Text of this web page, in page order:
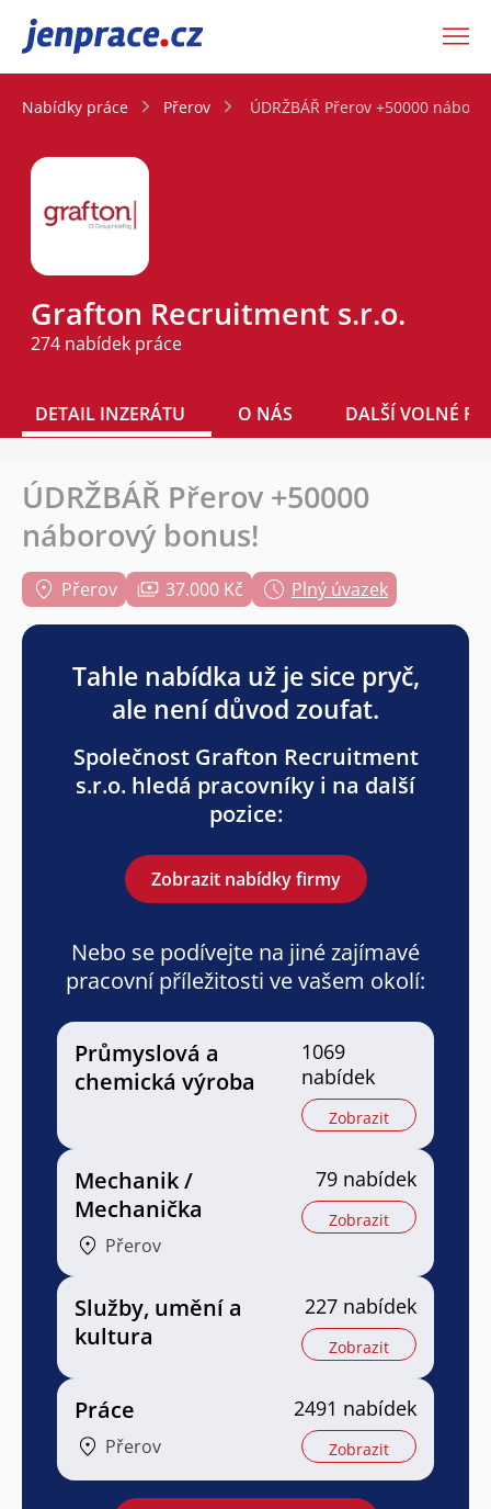
JenPráce.cz
Nabídky práce Přerov ÚDRŽBÁŘ Přerov +50000
Grafton Recruitment s.r.o.
274 nabídek práce
DETAIL INZERÁTU O NÁS DALŠÍ VOLNÉ
ÚDRŽBÁŘ Přerov +50000
náborový bonus!
Přerov 37.000 Kč Plný úvazek
Tahle nabídka už je sice pryč,
ale není důvod zoufat.
Společnost Grafton Recruitment
s.r.o. hledá pracovníky i na další
pozice:
Zobrazit nabídky firmy
Nebo se podívejte na jiné zajímavé
pracovní příležitosti ve vašem okolí:
Průmyslová a
chemická výroba
1069
nabídek
Zobrazit
Mechanik /
Mechanička
Přerov
79 nabídek
Zobrazit
Služby, umění a
kultura
227 nabídek
Zobrazit
Práce
Přerov
2491 nabídek
Zobrazit